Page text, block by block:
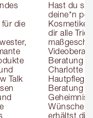
für die
Talk
Hast du
deine*n
dir alle
Beratung
Charlotte
Beratung
Wünsche
erhältst die